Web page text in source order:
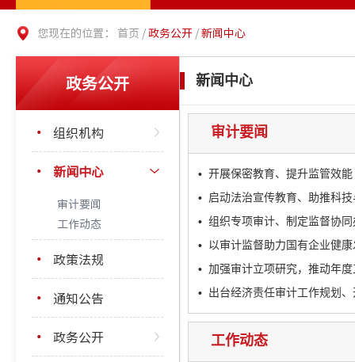
您现在的位置： 首页 /政务公开 /新闻中心
政务公开
组织机构
新闻中心
审计要闻
工作动态
政策法规
通知公告
政务公开
新闻中心
审计要闻
开展保密教育、提升监管效能
启动法治宣传教育、助推科
组织专项审计、制定监督协同
以审计监督助力国有企业健康
加强审计立项研究，推动年
出台经济责任审计工作规划
工作动态